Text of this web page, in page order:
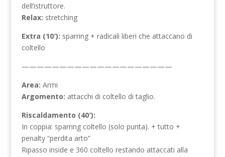
dell’istruttore.
Relax: stretching
Extra (10′): sparring + radicali liberi che attaccano di
coltello
————————————————————
Area: Armi
Argomento: attacchi di coltello di taglio.
Riscaldamento (40′):
In coppia: sparring coltello (solo punta). + tutto +
penalty “perdita arto”
Ripasso inside e 360 coltello restando attaccati alla